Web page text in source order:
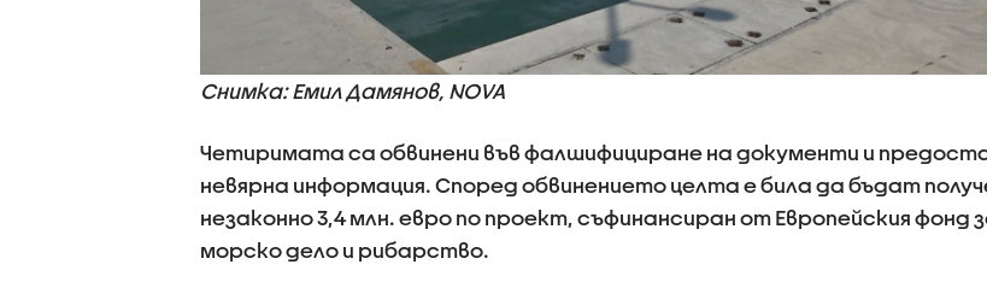
Снимка: Емил Дамянов, NOVA
Четиримата са обвинени във фалшифициране на документи и
невярна информация. Според обвинението целта е била да бъдат
незаконно 3,4 млн. евро по проект, съфинансиран от Европейския фонд
морско дело и рибарство.